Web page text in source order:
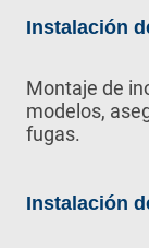
Instalación
Montaje de
modelos,
fugas.
Instalación